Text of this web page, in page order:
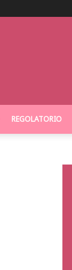
REGOLATORIO